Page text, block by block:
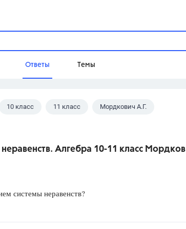
Ответы Темы
Домашнее задание
Школа
10 класс 11 класс Мордкович А.Г.
Алгебра 10-11 класс
системы неравенств?